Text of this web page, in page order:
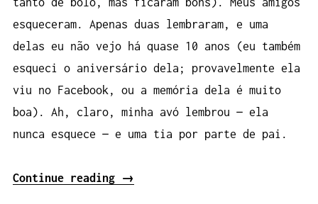
esqueceram. Apenas duas lembraram, e uma
delas eu não vejo há quase 10 anos (eu também
esqueci o aniversário dela; provavelmente ela
viu no Facebook, ou a memória dela é muito
boa). Ah, claro, minha avó lembrou — ela
nunca esquece — e uma tia por parte de pai.
Continue reading
“Registro
→